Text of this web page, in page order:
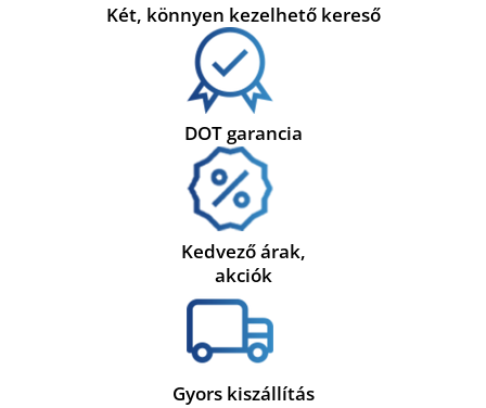
Két, könnyen kezelhető kereső
DOT garancia
Kedvező árak,
akciók
Gyors kiszállítás